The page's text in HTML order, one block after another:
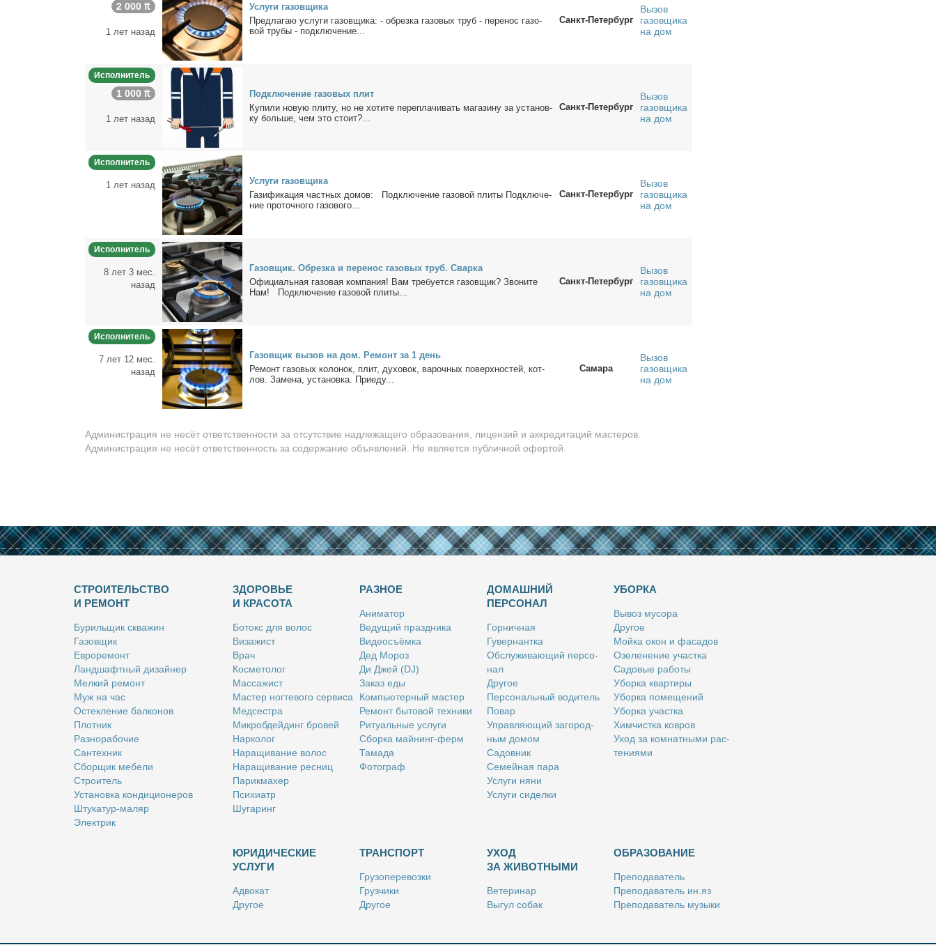
2 000 ₶
1 лет назад
Услу­ги га­зов­щи­ка
Пред­ла­гаю услу­ги га­зов­щи­ка: - об­рез­ка га­зо­вых труб - пе­ре­нос га­зо­
вой тру­бы - под­клю­че­ние...
Санкт-Петербург
Вызов
газовщика
на дом
Исполнитель
1 000 ₶
1 лет назад
Под­клю­че­ние га­зо­вых плит
Ку­пи­ли но­вую пли­ту, но не хо­ти­те пе­ре­пла­чи­вать ма­га­зи­ну за уста­нов­
ку боль­ше, чем это сто­ит?...
Санкт-Петербург
Вызов
газовщика
на дом
Исполнитель
1 лет назад
Услу­ги га­зов­щи­ка
Га­зи­фи­ка­ция част­ных до­мов: Под­клю­че­ние га­зо­вой пли­ты Под­клю­че­
ние про­точ­но­го га­зо­во­го...
Санкт-Петербург
Вызов
газовщика
на дом
Исполнитель
8 лет 3 мес.
назад
Га­зов­щик. Об­рез­ка и пе­ре­нос га­зо­вых труб. Свар­ка
Офи­ци­аль­ная га­зо­вая ком­па­ния! Вам тре­бу­ет­ся га­зов­щик? Зво­ни­те
Нам! Под­клю­че­ние га­зо­вой пли­ты...
Санкт-Петербург
Вызов
газовщика
на дом
Исполнитель
7 лет 12 мес.
назад
Га­зов­щик вы­зов на дом. Ре­монт за 1 день
Ре­монт га­зо­вых ко­ло­нок, плит, ду­хо­вок, ва­роч­ных по­верх­но­стей, кот­
лов. За­ме­на, уста­нов­ка. При­еду...
Самара
Вызов
газовщика
на дом
Администрация не несёт ответственности за отсутствие надлежащего образования, лицензий и аккредитаций мастеров.
Администрация не несёт ответственность за содержание объявлений. Не является публичной офертой.
СТРОИТЕЛЬСТВО
И РЕМОНТ
Бу­риль­щик сква­жин
Га­зов­щик
Ев­ро­ре­монт
Ланд­шафт­ный ди­зай­нер
Мел­кий ре­монт
Муж на час
Остек­ле­ние бал­ко­нов
Плот­ник
Раз­но­ра­бо­чие
Сан­тех­ник
Сбор­щик ме­бе­ли
Стро­и­тель
Уста­нов­ка кон­ди­ци­о­не­ров
Шту­ка­тур-ма­ляр
Элек­трик
ЗДОРОВЬЕ
И КРАСОТА
Бо­токс для во­лос
Ви­за­жист
Врач
Кос­ме­то­лог
Мас­са­жист
Ма­стер ног­те­во­го сер­ви­са
Мед­сест­ра
Мик­роб­дей­динг бро­вей
Нар­ко­лог
На­ра­щи­ва­ние во­лос
На­ра­щи­ва­ние рес­ниц
Па­рик­махер
Пси­хи­атр
Шу­га­ринг
РАЗНОЕ
Ани­ма­тор
Ве­ду­щий празд­ни­ка
Ви­део­съём­ка
Дед Мо­роз
Ди Джей (DJ)
За­каз еды
Ком­пью­тер­ный ма­стер
Ре­монт бы­то­вой тех­ни­ки
Ри­ту­аль­ные услу­ги
Сбор­ка май­нинг-ферм
Та­ма­да
Фо­то­граф
ДОМАШНИЙ
ПЕРСОНАЛ
Гор­нич­ная
Гу­вер­нант­ка
Об­слу­жи­ва­ю­щий пер­со­
нал
Дру­гое
Пер­со­наль­ный во­ди­тель
По­вар
Управ­ля­ю­щий за­го­род­
ным до­мом
Са­дов­ник
Се­мей­ная па­ра
Услу­ги ня­ни
Услу­ги си­дел­ки
УБОРКА
Вы­воз му­со­ра
Дру­гое
Мой­ка окон и фа­са­дов
Озе­ле­не­ние участ­ка
Са­до­вые ра­бо­ты
Убор­ка квар­ти­ры
Убор­ка по­ме­ще­ний
Убор­ка участ­ка
Хим­чист­ка ков­ров
Уход за ком­нат­ны­ми рас­
те­ни­я­ми
ЮРИДИЧЕСКИЕ
УСЛУГИ
Адво­кат
Дру­гое
ТРАНСПОРТ
Гру­зо­пе­ре­воз­ки
Груз­чи­ки
Дру­гое
УХОД
ЗА ЖИВОТНЫМИ
Ве­те­ри­нар
Вы­гул со­бак
ОБРАЗОВАНИЕ
Пре­по­да­ва­тель
Пре­по­да­ва­тель ин.яз
Пре­по­да­ва­тель му­зы­ки